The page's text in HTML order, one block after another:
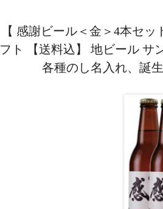
【 感謝ビール＜金＞4本セ
フト 【送料込】 地ビール サ
各種のし名入れ、誕